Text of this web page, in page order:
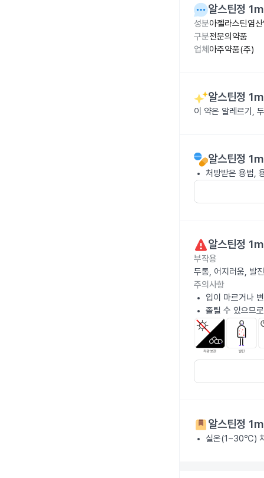
알스틴정
성분아젤라스틴염
구분전문의약품
업체 아주약품(주)
알스틴정
이 약은 알레르기,
알스틴정
처방받은 용법,
알스틴정
부작용
두통, 어지러움, 발
주의사항
입이 마르거나
졸릴 수 있으므
알스틴정
실온(1~30℃)